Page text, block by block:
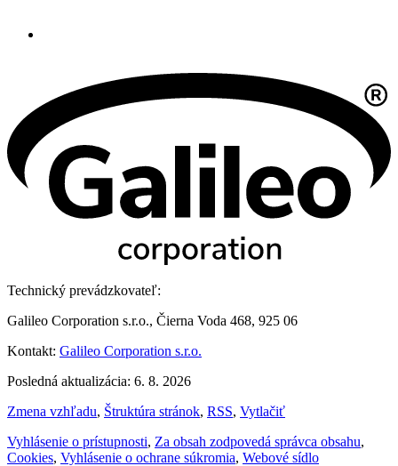
Technický prevádzkovateľ:
Galileo Corporation s.r.o., Čierna Voda 468, 925 06
Kontakt: Galileo Corporation s.r.o.
Posledná aktualizácia: 6. 8. 2026
Zmena vzhľadu, Štruktúra stránok, RSS, Vytlačiť
Vyhlásenie o prístupnosti, Za obsah zodpovedá správca obsahu,
Cookies, Vyhlásenie o ochrane súkromia, Webové sídlo